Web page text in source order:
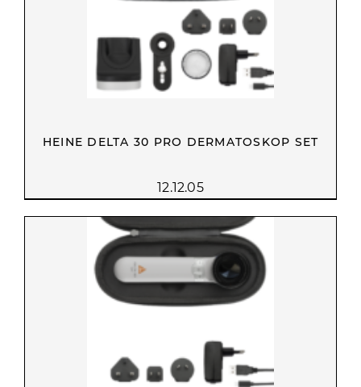
HEINE DELTA 30 PRO DERMATOSKOP SET
12.12.05